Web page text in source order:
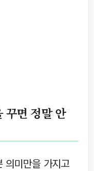
꾸면 정말 안
의미만을 가지고